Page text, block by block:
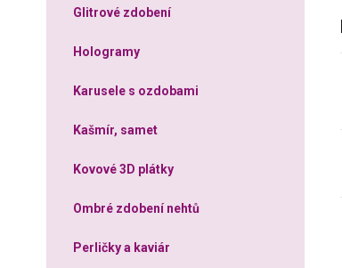
Glitrové zdobení
Hologramy
Karusele s ozdobami
Kašmír, samet
Kovové 3D plátky
Ombré zdobení nehtů
Perličky a kaviár